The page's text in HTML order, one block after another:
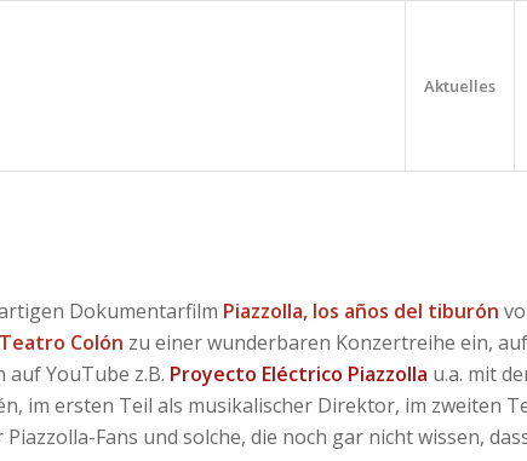
Aktuelles
Dokumentarfilm Piazzolla, los años del tiburón
Teatro Colón zu einer wunderbaren Konzertreihe ein,
auf YouTube z.B. Proyecto Eléctrico Piazzolla u.a. mit
im ersten Teil als musikalischer Direktor, im zweiten
Fans und solche, die noch gar nicht wissen,